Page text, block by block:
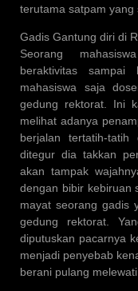
terutama satpam
Gadis Gantung diri di
Seorang
beraktivitas
mahasiswa saja
gedung rektorat. Ini
melihat adanya
berjalan tertatih-
ditegur dia takkan
akan tampak
dengan bibir kebiruan
mayat seorang gadis
gedung rektorat.
diputuskan pacarnya
menjadi penyebab
berani pulang